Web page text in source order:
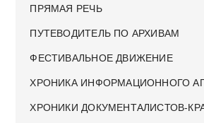
ПРЯМАЯ РЕЧЬ
ПУТЕВОДИТЕЛЬ ПО АРХИВАМ
ФЕСТИВАЛЬНОЕ ДВИЖЕНИЕ
ХРОНИКА ИНФОРМАЦИОННОГО
ХРОНИКИ ДОКУМЕНТАЛИСТОВ-